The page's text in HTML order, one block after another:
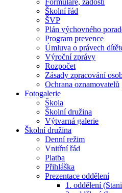
Školní řád
ŠVP
Plán výchovného
Program prevence
Úmluva o právech
Výroční zprávy
Rozpočet
Zásady zpracování
Ochrana oznamovatelů
Fotogalerie
Škola
Školní družina
Výtvarná galerie
Školní družina
Denní režim
Vnitřní řád
Platba
Přihláška
Prezentace oddělení
1. oddělení